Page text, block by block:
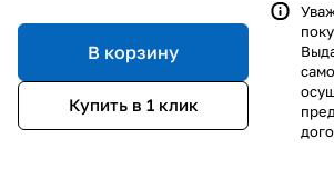
В корзину
Купить в 1 клик